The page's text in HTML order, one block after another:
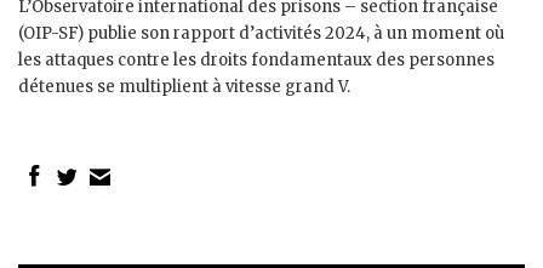
L’Observatoire international des prisons – section française
(OIP-SF) publie son rapport d’activités 2024, à un moment où
les attaques contre les droits fondamentaux des personnes
détenues se multiplient à vitesse grand V.